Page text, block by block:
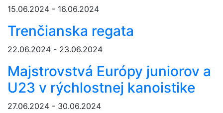
15.06.2024 - 16.06.2024
Trenčianska regata
22.06.2024 - 23.06.2024
Majstrovstvá Európy juniorov a
U23 v rýchlostnej kanoistike
27.06.2024 - 30.06.2024